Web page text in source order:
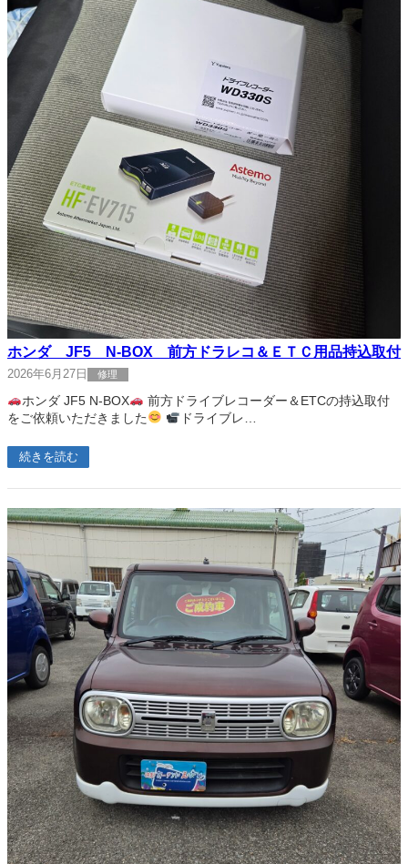
ホンダ JF5 N-BOX 前方ドラレコ＆ＥＴＣ用品持込取付
2026年6月27日 修理
ホンダ JF5 N-BOX
前方ドライブレコーダー＆ETCの持込取付
をご依頼いただきました
ドライブレ…
続きを読む